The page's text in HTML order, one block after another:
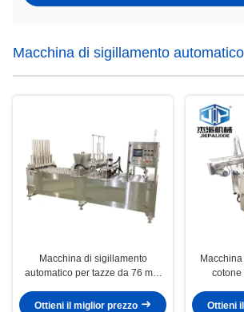
Macchina di sigillamento
Macchina di sigillamento
automatico per tazze da 76 mm
tazze/min
Ottieni il miglior prezzo
cotone
Ottieni